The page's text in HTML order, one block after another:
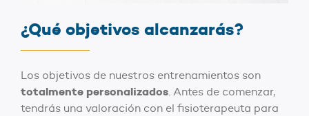
¿Qué objetivos alcanzarás?
Los objetivos de nuestros entrenamientos son
totalmente personalizados. Antes de comenzar,
tendrás una valoración con el fisioterapeuta para